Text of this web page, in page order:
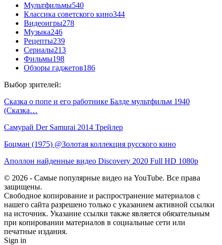
Мультфильмы540
Классика советского кино344
Видеоигры278
Музыка246
Рецепты239
Сериалы213
Фильмы198
Обзоры гаджетов186
Выбор зрителей:
Сказка о попе и его работнике Балде мультфильм 1940
(Сказка…
Самурай Der Samurai 2014 Трейлер
Боцман (1975) @Золотая коллекция русского кино
Аполлон найденные видео Discovery 2020 Full HD 1080p
© 2026 - Самые популярные видео на YouTube. Все права
защищены.
Свободное копирование и распространение материалов с
нашего сайта разрешено только с указанием активной ссылки
на источник. Указание ссылки также является обязательным
при копировании материалов в социальные сети или
печатные издания.
Sign in